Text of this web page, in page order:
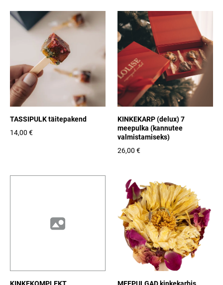
TASSIPULK täitepakend
14,00 €
KINKEKARP (delux) 7
meepulka (kannutee
valmistamiseks)
26,00 €